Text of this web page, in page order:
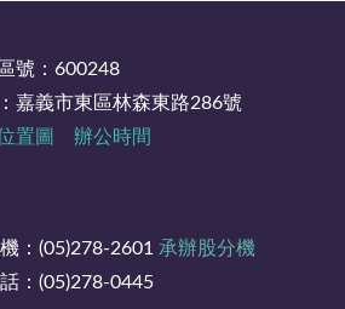
號：600248
嘉義市東區林森東路286號
置圖
辦公時間
：(05)278-2601 承辦股分機
：(05)278-0445